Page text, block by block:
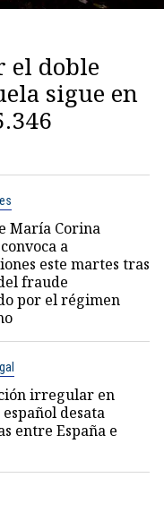
el doble
sigue en
María Corina
a
este martes tras
fraude
por el régimen
irregular en
desata
entre España e